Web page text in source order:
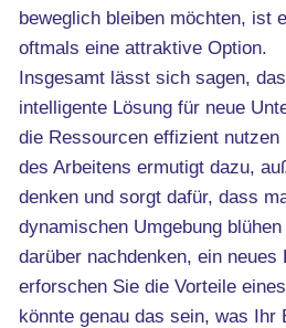
beweglich bleiben möchten, ist
oftmals eine attraktive Option.
Insgesamt lässt sich sagen,
intelligente Lösung für neue
die Ressourcen effizient
des Arbeitens ermutigt dazu,
denken und sorgt dafür, dass
dynamischen Umgebung
darüber nachdenken, ein neues
erforschen Sie die Vorteile
könnte genau das sein, was Ihr